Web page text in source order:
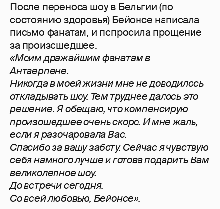
После переноса шоу в Бельгии (по
состоянию здоровья) Бейонсе написала
письмо фанатам, и попросила прощение
за произошедшее.
«Моим дражайшим фанатам в
Антверпене.
Никогда в моей жизни мне не доводилось
откладывать шоу. Тем труднее далось это
решение. Я обещаю, что компенсирую
произошедшее очень скоро. И мне жаль,
если я разочаровала Вас.
Спасибо за вашу заботу. Сейчас я чувствую
себя намного лучше и готова подарить Вам
великолепное шоу.
До встречи сегодня.
Со всей любовью, Бейонсе».